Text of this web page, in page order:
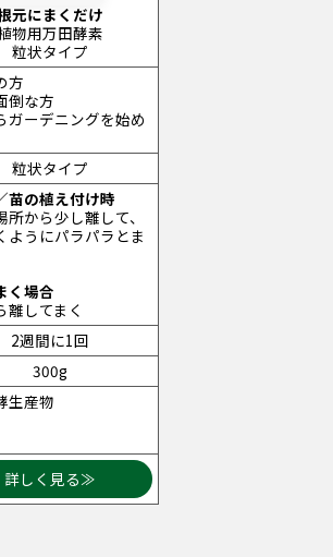
元にまくだけ
物用万田酵素
粒状タイプ
方
倒な方
ガーデニングを始め
粒状タイプ
苗の植え付け時
所から少し離して、
ようにパラパラとま
く場合
離してまく
2週間に1回
300g
生産物
詳しく見る≫